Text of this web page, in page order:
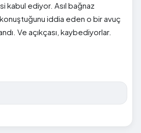
kabul ediyor. Asıl bağnaz
iddia eden o bir avuç
Ve açıkçası, kaybediyorlar.